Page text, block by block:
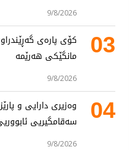
9/8/2026
03
کۆی پارەی
مانگێکی هەرێمە
9/8/2026
04
وەزیری دارایی و
سەقامگیریی
9/8/2026